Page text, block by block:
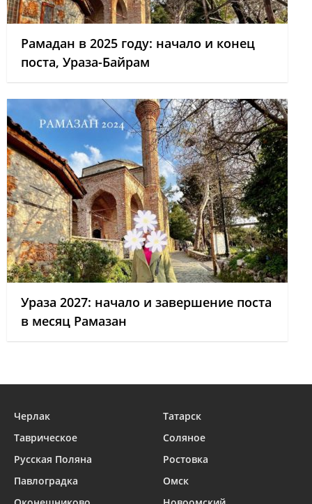
Рамадан в 2025 году: начало и конец
поста, Ураза-Байрам
Ураза 2027: начало и завершение поста
в месяц Рамазан
Черлак
Татарск
Таврическое
Соляное
Русская Поляна
Ростовка
Павлоградка
Омск